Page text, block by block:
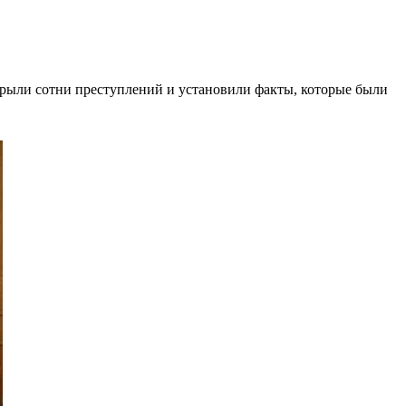
сотни преступлений и установили факты, которые были